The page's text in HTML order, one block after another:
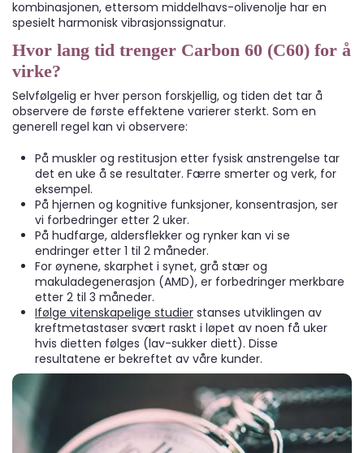
kombinasjonen, ettersom middelhavs-olivenolje har en
spesielt harmonisk vibrasjonssignatur.
Hvor lang tid trenger Carbon 60 (C60) for å
virke?
Selvfølgelig er hver person forskjellig, og tiden det tar å
observere de første effektene varierer sterkt. Som en
generell regel kan vi observere:
På muskler og restitusjon etter fysisk anstrengelse tar
det en uke å se resultater. Færre smerter og verk, for
eksempel.
På hjernen og kognitive funksjoner, konsentrasjon, ser
vi forbedringer etter 2 uker.
På hudfarge, aldersflekker og rynker kan vi se
endringer etter 1 til 2 måneder.
For øynene, skarphet i synet, grå stær og
makuladegenerasjon (AMD), er forbedringer merkbare
etter 2 til 3 måneder.
Ifølge vitenskapelige studier stanses utviklingen av
kreftmetastaser svært raskt i løpet av noen få uker
hvis dietten følges (lav-sukker diett). Disse
resultatene er bekreftet av våre kunder.